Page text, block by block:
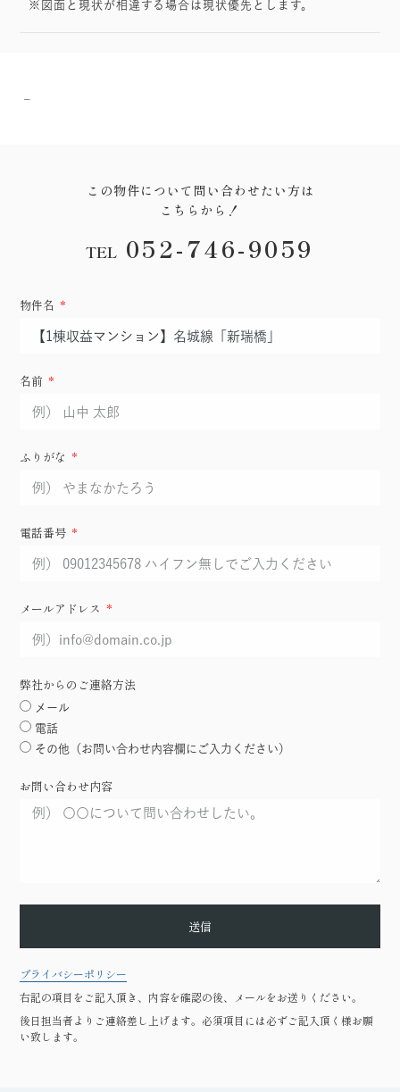
※図面と現状が相違する場合は現状優先とします。
–
この物件について問い合わせたい方は
こちらから！
TEL 052-746-9059
物件名
名前
ふりがな
電話番号
メールアドレス
弊社からのご連絡方法
メール
電話
その他（お問い合わせ内容欄にご入力ください）
お問い合わせ内容
送信
プライバシーポリシー
右記の項目をご記入頂き、内容を確認の後、メールをお送りください。
後日担当者よりご連絡差し上げます。必須項目には必ずご記入頂く様お願
い致します。